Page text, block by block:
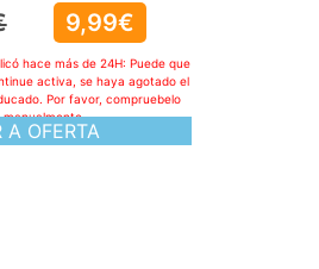
9,99€
A OFERTA
hace más de 24H: Puede que
activa, se haya agotado el
Por favor, compruebelo
manualmente